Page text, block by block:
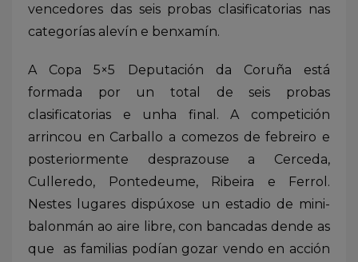
vencedores das seis probas clasificatorias nas
categorías alevín e benxamín.
A Copa 5×5 Deputación da Coruña está
formada por un total de seis probas
clasificatorias e unha final. A competición
arrincou en Carballo a comezos de febreiro e
posteriormente desprazouse a Cerceda,
Culleredo, Pontedeume, Ribeira e Ferrol.
Nestes lugares dispúxose un estadio de mini-
balonmán ao aire libre, con bancadas dende as
que as familias podían gozar vendo en acción